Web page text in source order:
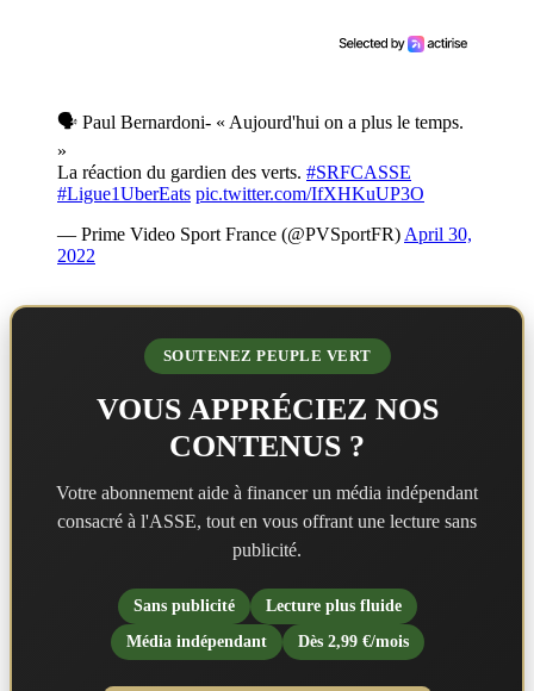
🗣️ Paul Bernardoni- « Aujourd'hui on a plus le temps.
»
La réaction du gardien des verts. #SRFCASSE
#Ligue1UberEats pic.twitter.com/IfXHKuUP3O
— Prime Video Sport France (@PVSportFR)April 30,
2022
SOUTENEZ PEUPLE VERT
VOUS APPRÉCIEZ NOS
CONTENUS ?
Votre abonnement aide à financer un média indépendant
consacré à l'ASSE, tout en vous offrant une lecture sans
publicité.
Sans publicité
Lecture plus fluide
Média indépendant
Dès 2,99 €/mois